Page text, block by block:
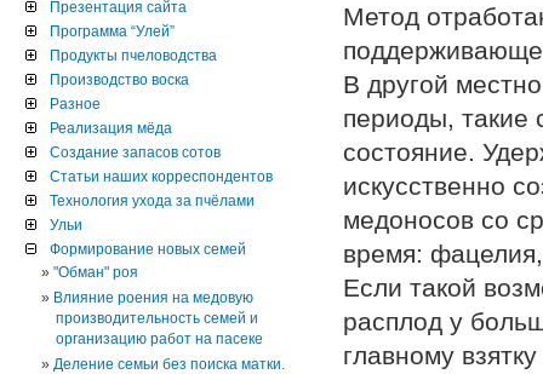
Метод
В другой
периоды, такие
состояние.
искусственно
медоносов со
время:
Если такой
расплод у
главному
Презентация сайта
Программа “Улей”
Продукты пчеловодства
Производство воска
Разное
Реализация мёда
Создание запасов сотов
Статьи наших корреспондентов
Технология ухода за пчёлами
Ульи
Формирование новых семей
"Обман" роя
Влияние роения на медовую
производительность семей и
организацию работ на пасеке
Деление семьи без поиска матки.